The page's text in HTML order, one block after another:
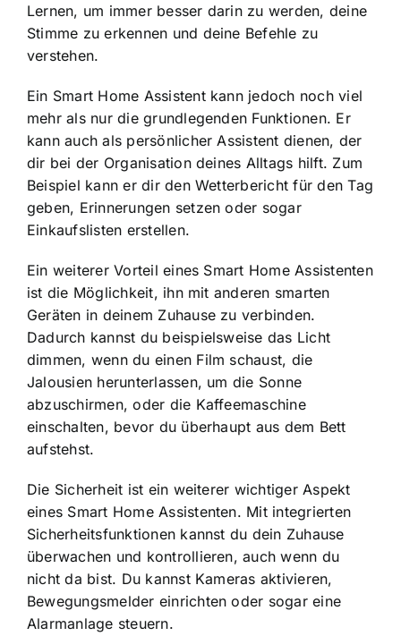
Lernen, um immer besser darin zu werden, deine
Stimme zu erkennen und deine Befehle zu
verstehen.
Ein Smart Home Assistent kann jedoch noch viel
mehr als nur die grundlegenden Funktionen. Er
kann auch als persönlicher Assistent dienen, der
dir bei der Organisation deines Alltags hilft. Zum
Beispiel kann er dir den Wetterbericht für den Tag
geben, Erinnerungen setzen oder sogar
Einkaufslisten erstellen.
Ein weiterer Vorteil eines Smart Home Assistenten
ist die Möglichkeit, ihn mit anderen smarten
Geräten in deinem Zuhause zu verbinden.
Dadurch kannst du beispielsweise das Licht
dimmen, wenn du einen Film schaust, die
Jalousien herunterlassen, um die Sonne
abzuschirmen, oder die Kaffeemaschine
einschalten, bevor du überhaupt aus dem Bett
aufstehst.
Die Sicherheit ist ein weiterer wichtiger Aspekt
eines Smart Home Assistenten. Mit integrierten
Sicherheitsfunktionen kannst du dein Zuhause
überwachen und kontrollieren, auch wenn du
nicht da bist. Du kannst Kameras aktivieren,
Bewegungsmelder einrichten oder sogar eine
Alarmanlage steuern.